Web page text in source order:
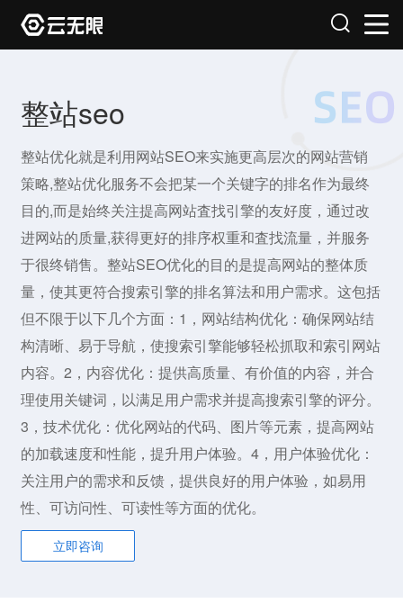
整站seo
整站优化就是利用网站SEO来实施更高层次的网站营销
策略,整站优化服务不会把某一个关键字的排名作为最终
目的,而是始终关注提高网站査找引擎的友好度，通过改
进网站的质量,获得更好的排序权重和査找流量，并服务
于很终销售。整站SEO优化的目的是提高网站的整体质
量，使其更符合搜索引擎的排名算法和用户需求。这包括
但不限于以下几个方面：1，网站结构优化：确保网站结
构清晰、易于导航，使搜索引擎能够轻松抓取和索引网站
内容。2，内容优化：提供高质量、有价值的内容，并合
理使用关键词，以满足用户需求并提高搜索引擎的评分。
3，技术优化：优化网站的代码、图片等元素，提高网站
的加载速度和性能，提升用户体验。4，用户体验优化：
关注用户的需求和反馈，提供良好的用户体验，如易用
性、可访问性、可读性等方面的优化。
立即咨询